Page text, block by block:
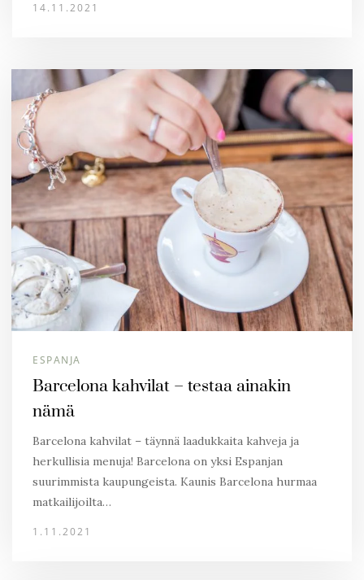
14.11.2021
ESPANJA
Barcelona kahvilat – testaa ainakin
nämä
Barcelona kahvilat – täynnä laadukkaita kahveja ja
herkullisia menuja! Barcelona on yksi Espanjan
suurimmista kaupungeista. Kaunis Barcelona hurmaa
matkailijoilta…
1.11.2021